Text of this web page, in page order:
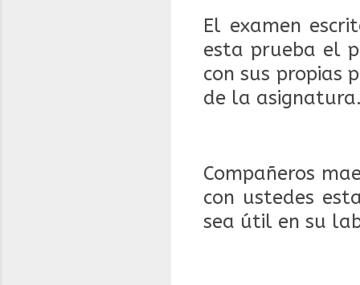
El examen
esta prueba el
con sus propias
de la
Compañeros
con ustedes
sea útil en su